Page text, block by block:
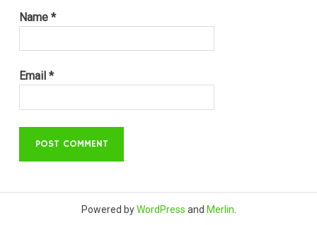
Name*
Email*
Powered byWordPress and Merlin